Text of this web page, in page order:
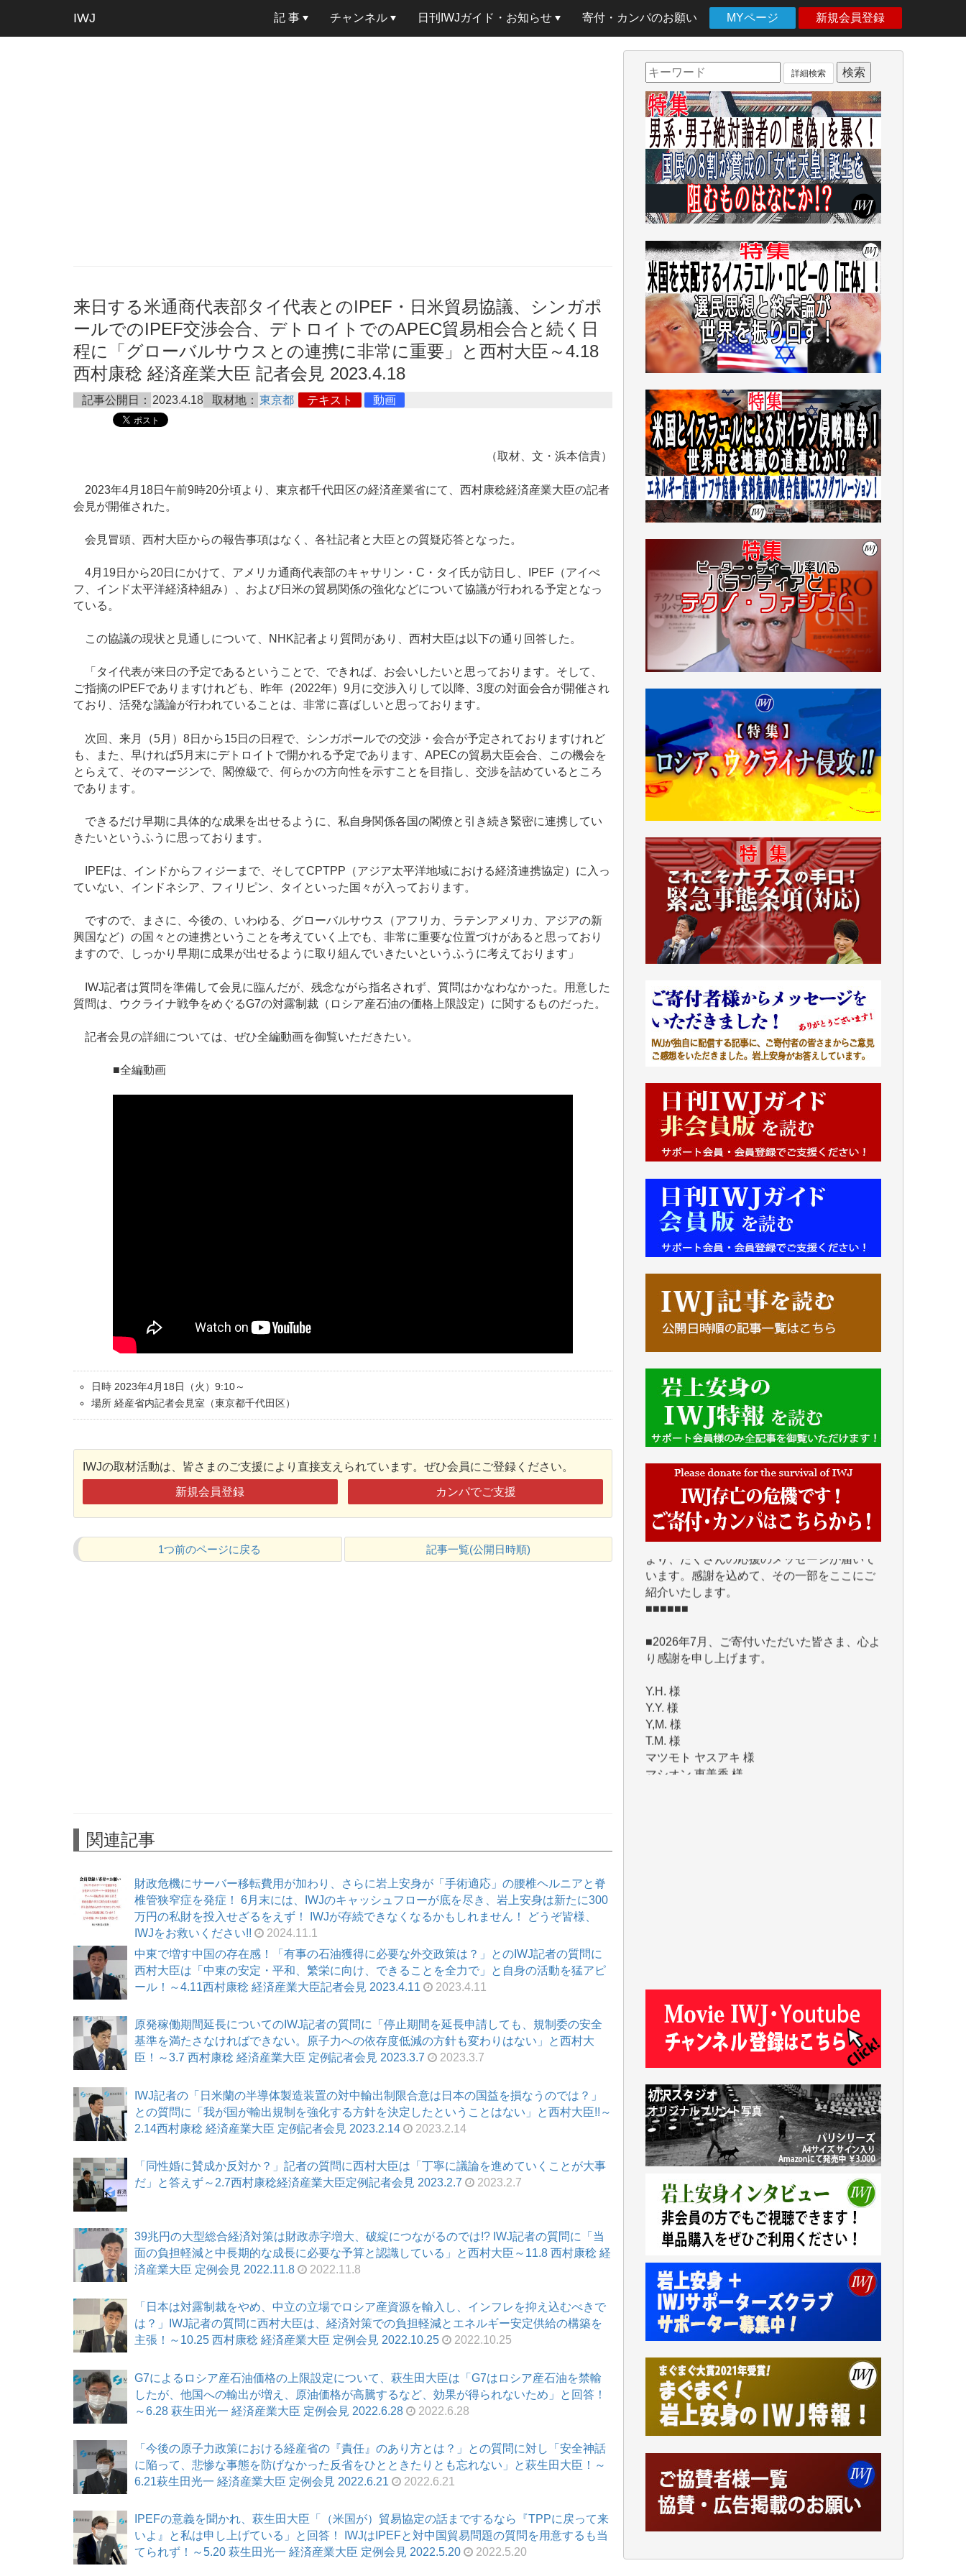
IWJ 記 事 チャンネル 日刊IWJガイド・お知らせ 寄付・カンパのお願い MYページ 新規会員登録
来日する米通商代表部タイ代表とのIPEF・日米貿易協議、シンガポ
ールでのIPEF交渉会合、デトロイトでのAPEC貿易相会合と続く日
程に「グローバルサウスとの連携に非常に重要」と西村大臣～4.18
西村康稔 経済産業大臣 記者会見 2023.4.18
記事公開日： 2023.4.18 取材地： 東京都 テキスト 動画
（取材、文・浜本信貴）
2023年4月18日午前9時20分頃より、東京都千代田区の経済産業省にて、西村康稔経済産業大臣の記者
会見が開催された。
会見冒頭、西村大臣からの報告事項はなく、各社記者と大臣との質疑応答となった。
4月19日から20日にかけて、アメリカ通商代表部のキャサリン・C・タイ氏が訪日し、IPEF（アイぺ
フ、インド太平洋経済枠組み）、および日米の貿易関係の強化などについて協議が行われる予定となっ
ている。
この協議の現状と見通しについて、NHK記者より質問があり、西村大臣は以下の通り回答した。
「タイ代表が来日の予定であるということで、できれば、お会いしたいと思っております。そして、
ご指摘のIPEFでありますけれども、昨年（2022年）9月に交渉入りして以降、3度の対面会合が開催され
ており、活発な議論が行われていることは、非常に喜ばしいと思っております。
次回、来月（5月）8日から15日の日程で、シンガポールでの交渉・会合が予定されておりますけれど
も、また、早ければ5月末にデトロイトで開かれる予定であります、APECの貿易大臣会合、この機会を
とらえて、そのマージンで、閣僚級で、何らかの方向性を示すことを目指し、交渉を詰めているところ
であります。
できるだけ早期に具体的な成果を出せるように、私自身関係各国の閣僚と引き続き緊密に連携してい
きたいというふうに思っております。
IPEFは、インドからフィジーまで、そしてCPTPP（アジア太平洋地域における経済連携協定）に入っ
ていない、インドネシア、フィリピン、タイといった国々が入っております。
ですので、まさに、今後の、いわゆる、グローバルサウス（アフリカ、ラテンアメリカ、アジアの新
興国など）の国々との連携ということを考えていく上でも、非常に重要な位置づけがあると思っており
ますので、しっかり早期に成果が出せるように取り組んでいきたいというふうに考えております」
IWJ記者は質問を準備して会見に臨んだが、残念ながら指名されず、質問はかなわなかった。用意した
質問は、ウクライナ戦争をめぐるG7の対露制裁（ロシア産石油の価格上限設定）に関するものだった。
記者会見の詳細については、ぜひ全編動画を御覧いただきたい。
■全編動画
日時 2023年4月18日（火）9:10～
場所 経産省内記者会見室（東京都千代田区）
IWJの取材活動は、皆さまのご支援により直接支えられています。ぜひ会員にご登録ください。
新規会員登録 カンパでご支援
1つ前のページに戻る 記事一覧(公開日時順)
関連記事
財政危機にサーバー移転費用が加わり、さらに岩上安身が「手術適応」の腰椎ヘルニアと脊
椎管狭窄症を発症！ 6月末には、IWJのキャッシュフローが底を尽き、岩上安身は新たに300
万円の私財を投入せざるをえず！ IWJが存続できなくなるかもしれません！ どうぞ皆様、
IWJをお救いください!!
2024.11.1
中東で増す中国の存在感！「有事の石油獲得に必要な外交政策は？」とのIWJ記者の質問に
西村大臣は「中東の安定・平和、繁栄に向け、できることを全力で」と自身の活動を猛アピ
ール！～4.11西村康稔 経済産業大臣記者会見 2023.4.11
2023.4.11
原発稼働期間延長についてのIWJ記者の質問に「停止期間を延長申請しても、規制委の安全
基準を満たさなければできない。原子力への依存度低減の方針も変わりはない」と西村大
臣！～3.7 西村康稔 経済産業大臣 定例記者会見 2023.3.7
2023.3.7
IWJ記者の「日米蘭の半導体製造装置の対中輸出制限合意は日本の国益を損なうのでは？」
との質問に「我が国が輸出規制を強化する方針を決定したということはない」と西村大臣!!～
2.14西村康稔 経済産業大臣 定例記者会見 2023.2.14
2023.2.14
「同性婚に賛成か反対か？」記者の質問に西村大臣は「丁寧に議論を進めていくことが大事
だ」と答えず～2.7西村康稔経済産業大臣定例記者会見 2023.2.7
2023.2.7
39兆円の大型総合経済対策は財政赤字増大、破綻につながるのでは!? IWJ記者の質問に「当
面の負担軽減と中長期的な成長に必要な予算と認識している」と西村大臣～11.8 西村康稔 経
済産業大臣 定例会見 2022.11.8
2022.11.8
「日本は対露制裁をやめ、中立の立場でロシア産資源を輸入し、インフレを抑え込むべきで
は？」IWJ記者の質問に西村大臣は、経済対策での負担軽減とエネルギー安定供給の構築を
主張！～10.25 西村康稔 経済産業大臣 定例会見 2022.10.25
2022.10.25
G7によるロシア産石油価格の上限設定について、萩生田大臣は「G7はロシア産石油を禁輸
したが、他国への輸出が増え、原油価格が高騰するなど、効果が得られないため」と回答！
～6.28 萩生田光一 経済産業大臣 定例会見 2022.6.28
2022.6.28
「今後の原子力政策における経産省の『責任』のあり方とは？」との質問に対し「安全神話
に陥って、悲惨な事態を防げなかった反省をひとときたりとも忘れない」と萩生田大臣！～
6.21萩生田光一 経済産業大臣 定例会見 2022.6.21
2022.6.21
IPEFの意義を聞かれ、萩生田大臣「（米国が）貿易協定の話までするなら『TPPに戻って来
いよ』と私は申し上げている」と回答！ IWJはIPEFと対中国貿易問題の質問を用意するも当
てられず！～5.20 萩生田光一 経済産業大臣 定例会見 2022.5.20
2022.5.20
詳細検索
■■■■■■
IWJには、ご寄付・カンパをいただいた方々
より、たくさんの応援のメッセージが届いて
います。感謝を込めて、その一部をここにご
■■■■■■
■2026年7月、ご寄付いただいた皆さま、心よ
Y.H. 様
Y.Y. 様
Y,M. 様
T.M. 様
マツモト ヤスアキ 様
マシオン 恵美香 様
岩井 祐子 様
吉村 隆子 様
平野智生 様
山本賢二 様
吉住俊昭 様
塩川 晃平 様
松本益美 様
井出 隆太 様
及川昭男 様
岩井祐子 様
藤田英之 様
藤岡比左志 様
井出 隆太 様
小池説夫 様
アオキカナメ 様
諸般の事情によりIWJ会費払えず今は非会員
です。市民側に立つ講演会にIWJのカメラマ
ンをよく拝見しております。コンテンツが失
われるのはあまりにもったいない。少しでも
今日、僅かですがカンパしました。（T.M.
様）
今日、僅かですがカンパしました。IWJの危
の妻を抱えている私にとっては精一杯のカン
パです。
かねてよりIWJが発してきた膨大な取材記事
や解説記事、そして各界の方々とのインタビ
Windows7の頃はIWJの動画もRealPlayerで録